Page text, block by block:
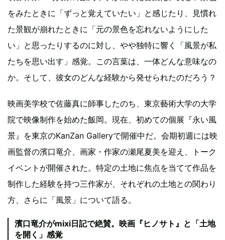
をみたときに「ずっと覚えていたい」と感じたり、見慣れ
た景観が崩れたときに「元の景色を忘れないようにした
い」と思ったりするのに対し、やや独特に響く「風景が私
たちを思い出す」感覚。この言葉は、一体どんな意味なの
か。そして、彼女のどんな経験から発せられたのだろう？
映画美学校で佐藤真に師事したのち、東京藝術大学の大学
院で映像制作を始めた飯岡。現在、初めての個展『永い風
景』を東京のKanZan Galleryで開催中だ。会期初週には映
画監督の濱口竜介、画家・作家の瀬尾夏美を迎え、トーク
イベントが開催された。特定の土地に焦点を当てて作品を
制作した経験を持つ三作家が、それぞれの土地との関わり
方、さらに「風景」について語る。
濱口竜介がmixi日記で絶賛。映画『ヒノサト』と「土地
を開く」感覚